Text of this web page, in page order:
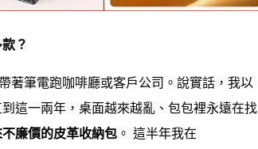
？
著筆電跑咖啡廳或客戶公司。說實話，我以
這一兩年，桌面越來越亂、包包裡永遠在找
廉價的皮革收納包。 這半年我在